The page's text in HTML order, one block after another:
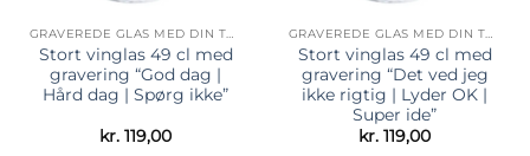
GRAVEREDE GLAS MED DIN TEKST
Stort vinglas 49 cl med
gravering “God dag |
Hård dag | Spørg ikke”
kr. 119,00
GRAVEREDE GLAS MED DIN TEKST
Stort vinglas 49 cl med
gravering “Det ved jeg
ikke rigtig | Lyder OK |
Super ide”
kr. 119,00